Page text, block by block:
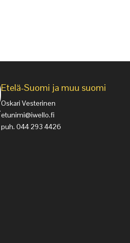
Etelä-Suomi ja muu suomi
Oskari Vesterinen
etunimi@iwello.fi
puh. 044 293 4426